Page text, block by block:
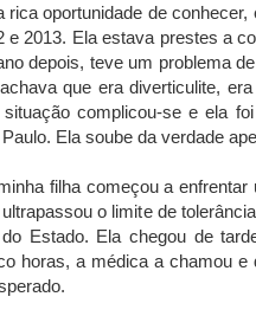
rica oportunidade de
e 2013. Ela estava prestes a
depois, teve um problema
que era diverticulite,
complicou-se e ela
Ela soube da verdade
filha começou a
o limite de
Estado. Ela chegou de
horas, a médica a chamou